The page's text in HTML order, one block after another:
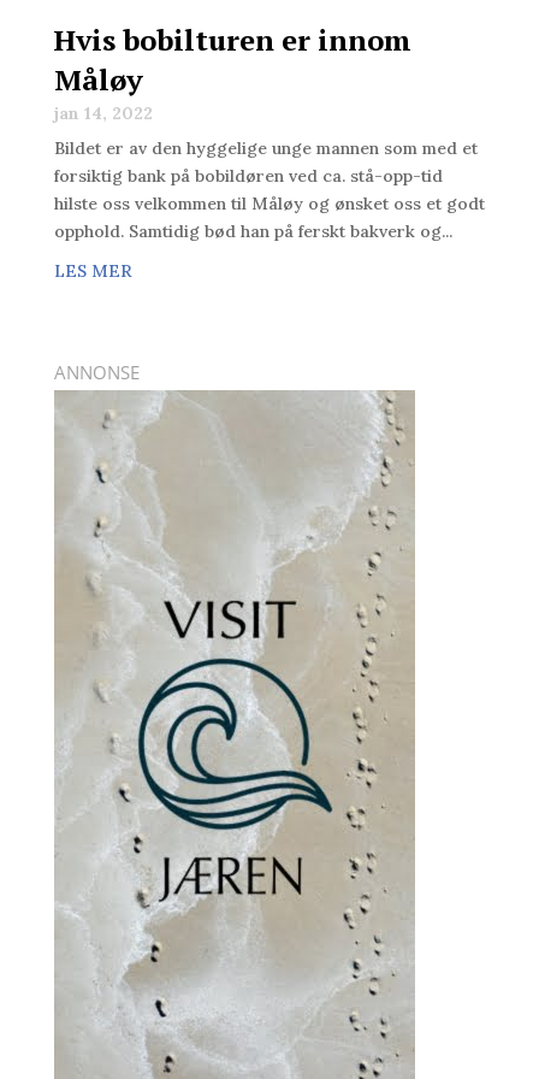
Hvis bobilturen er innom
Måløy
jan 14, 2022
Bildet er av den hyggelige unge mannen som med et
forsiktig bank på bobildøren ved ca. stå-opp-tid
hilste oss velkommen til Måløy og ønsket oss et godt
opphold. Samtidig bød han på ferskt bakverk og...
LES MER